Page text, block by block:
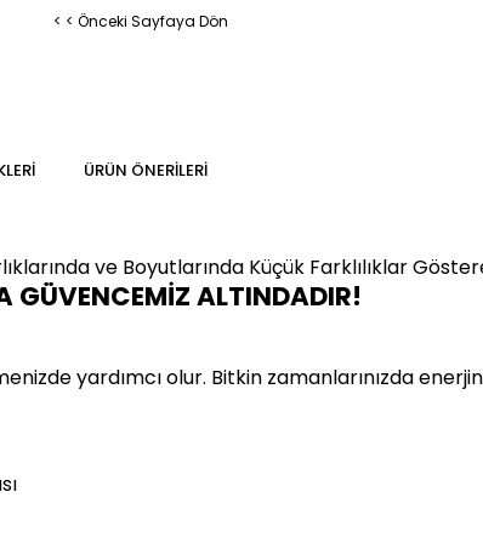
< < Önceki Sayfaya Dön
ÜRÜN ÖNERILERI
ve Boyutlarında Küçük Farklılıklar
GÜVENCEMİZ ALTINDADIR!
yardımcı olur. Bitkin zamanlarınızda